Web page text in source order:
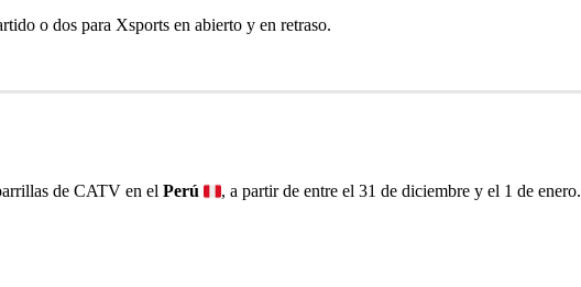
o dos para Xsports en abierto y en retraso.
de CATV en el Perú , a partir de entre el 31 de diciembre y el 1 de enero.